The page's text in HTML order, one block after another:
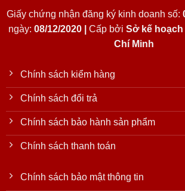
Giấy chứng nhận đăng ký kinh doanh số:
ngày: 08/12/2020 | Cấp bởi Sở kế
Chí Minh
Chính sách kiểm hàng
Chính sách đổi trả
Chính sách bảo hành sản phẩm
Chính sách thanh toán
Chính sách bảo mật thông tin